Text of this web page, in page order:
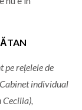
rețelele de
individual